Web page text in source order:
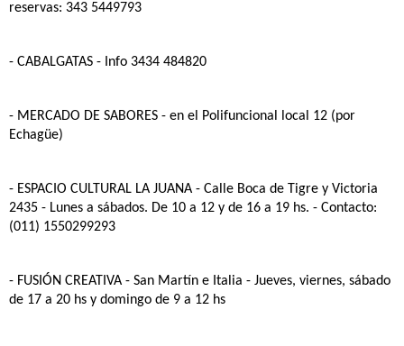
reservas: 343 5449793
- CABALGATAS - Info 3434 484820
- MERCADO DE SABORES - en el Polifuncional local 12 (por
Echagüe)
- ESPACIO CULTURAL LA JUANA - Calle Boca de Tigre y Victoria
2435 - Lunes a sábados. De 10 a 12 y de 16 a 19 hs. - Contacto:
(011) 1550299293
- FUSIÓN CREATIVA - San Martín e Italia - Jueves, viernes, sábado
de 17 a 20 hs y domingo de 9 a 12 hs